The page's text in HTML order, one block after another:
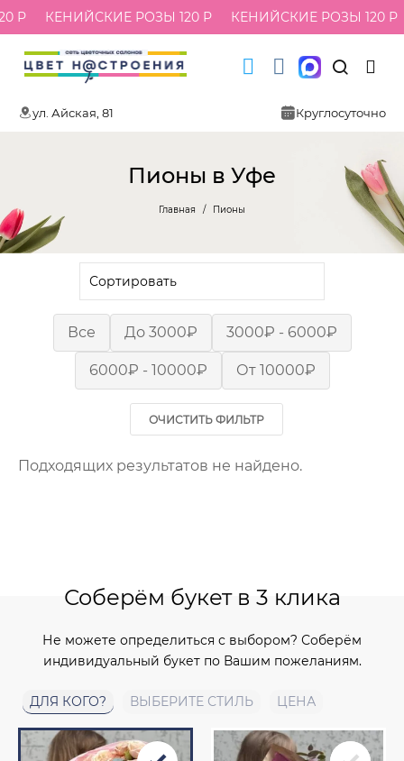
Р КЕНИЙСКИЕ РОЗЫ 120 Р КЕНИЙСКИЕ РОЗЫ 120 Р
ул. Айская, 81 Круглосуточно
Пионы в Уфе
Главная Пионы
Все До 3000₽ 3000₽ - 6000₽
6000₽ - 10000₽ От 10000₽
ОЧИСТИТЬ ФИЛЬТР
Подходящих результатов не найдено.
Соберём букет в 3 клика
Не можете определиться с выбором? Соберём
индивидуальный букет по Вашим пожеланиям.
ДЛЯ КОГО? ВЫБЕРИТЕ СТИЛЬ ЦЕНА